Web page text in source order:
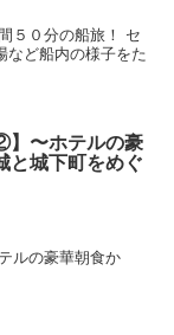
５０分の船旅！ セ
など船内の様子をた
】〜ホテルの豪
と城下町をめぐ
ルの豪華朝食か